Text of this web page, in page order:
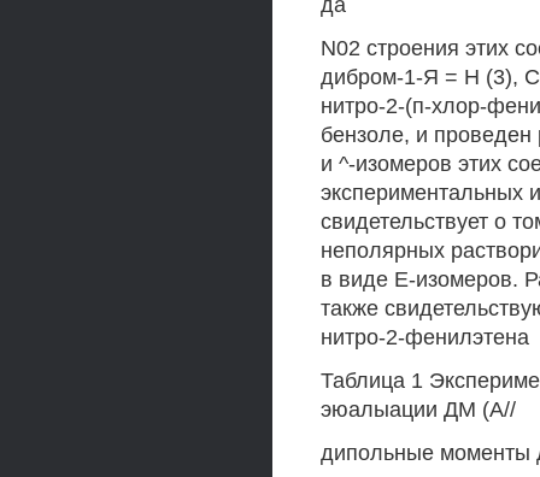
да
N02 строения этих
дибром-1-Я = Н (3),
нитро-2-(п-хлор-
бензоле, и
и ^-изомеров этих
экспериментальных
свидетельствует о
неполярных
в виде Е-изомеров.
также
нитро-2-фенилэтена
Таблица 1
эюалыации ДМ (А//
дипольные моменты